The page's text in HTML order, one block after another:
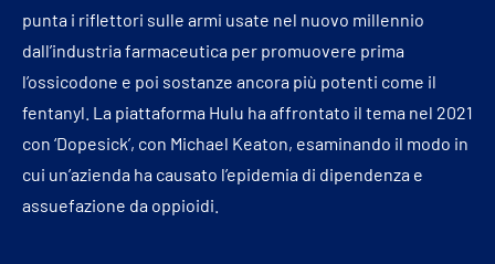
punta i riflettori sulle armi usate nel nuovo millennio
dall’industria farmaceutica per promuovere prima
l’ossicodone e poi sostanze ancora più potenti come il
fentanyl. La piattaforma Hulu ha affrontato il tema nel 2021
con ‘Dopesick’, con Michael Keaton, esaminando il modo in
cui un’azienda ha causato l’epidemia di dipendenza e
assuefazione da oppioidi.